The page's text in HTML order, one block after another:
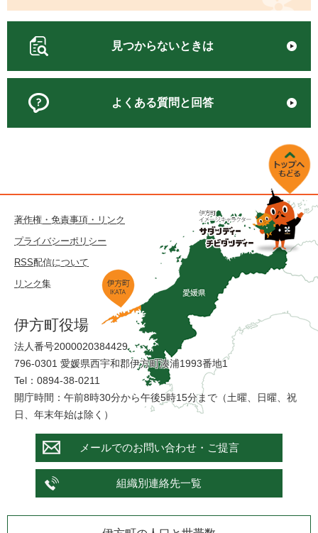
見つからないときは
よくある質問と回答
著作権・免責事項・リンク
プライバシーポリシー
RSS配信について
リンク集
伊方町役場
法人番号2000020384429
796-0301 愛媛県西宇和郡伊方町湊浦1993番地1
Tel：0894-38-0211
開庁時間：午前8時30分から午後5時15分まで（土曜、日曜、祝
日、年末年始は除く）
メールでのお問い合わせ・ご提言
組織別連絡先一覧